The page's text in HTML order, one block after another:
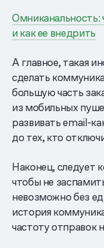
и как ее внедрить
А главное, такая
сделать
большую часть
из мобильных
развивать email-
до тех, кто
Наконец, следует
чтобы не
невозможно без
история
частоту отправок